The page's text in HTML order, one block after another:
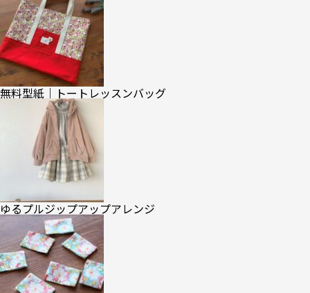
無料型紙｜トートレッスンバッグ
ゆるプルジップアップアレンジ